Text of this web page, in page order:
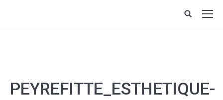
PEYREFITTE_ESTHETIQUE-